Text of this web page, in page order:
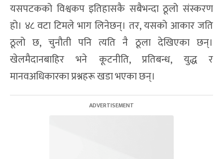
यसपटकको विश्वकप इतिहासकै सबैभन्दा ठूलो संस्करण
हो। ४८ वटा टिमले भाग लिनेछन्। तर, यसको आकार जति
ठूलो छ, चुनौती पनि त्यति नै ठूला देखिएका छन्।
खेलमैदानबाहिर भने कूटनीति, प्रतिबन्ध, युद्ध र
मानवअधिकारका प्रश्नहरू खडा भएका छन्।